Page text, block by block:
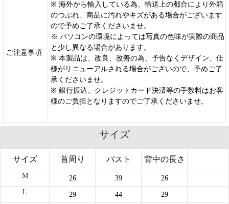
ご注意事項
※ 海外から輸入している為、輸送上の都合により外箱
のつぶれ、商品に汚れやキズがある場合がございます
ので予めご了承くださいませ。
※ パソコンの環境によっては写真の色味が実際の商品
と少し異なる場合があります。
※ 本製品は、改良、改善の為、予告なくデザイン、仕
様がリニューアルされる場合がございので、予めご了
承くださいませ。
※ 銀行振込、クレジットカード決済等の手数料はお客
様のご負担となりますのでご了承くださいませ。
サイズ
サイズ 首周り バスト 背中の長さ
M 26 39
26
L
29 44
29